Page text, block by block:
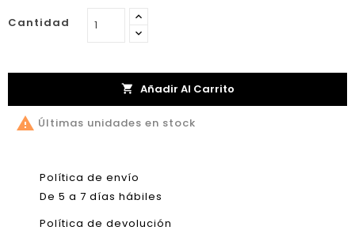
Cantidad
 Añadir Al Carrito
 Últimas unidades en stock
Política de envío
De 5 a 7 días hábiles
Política de devolución